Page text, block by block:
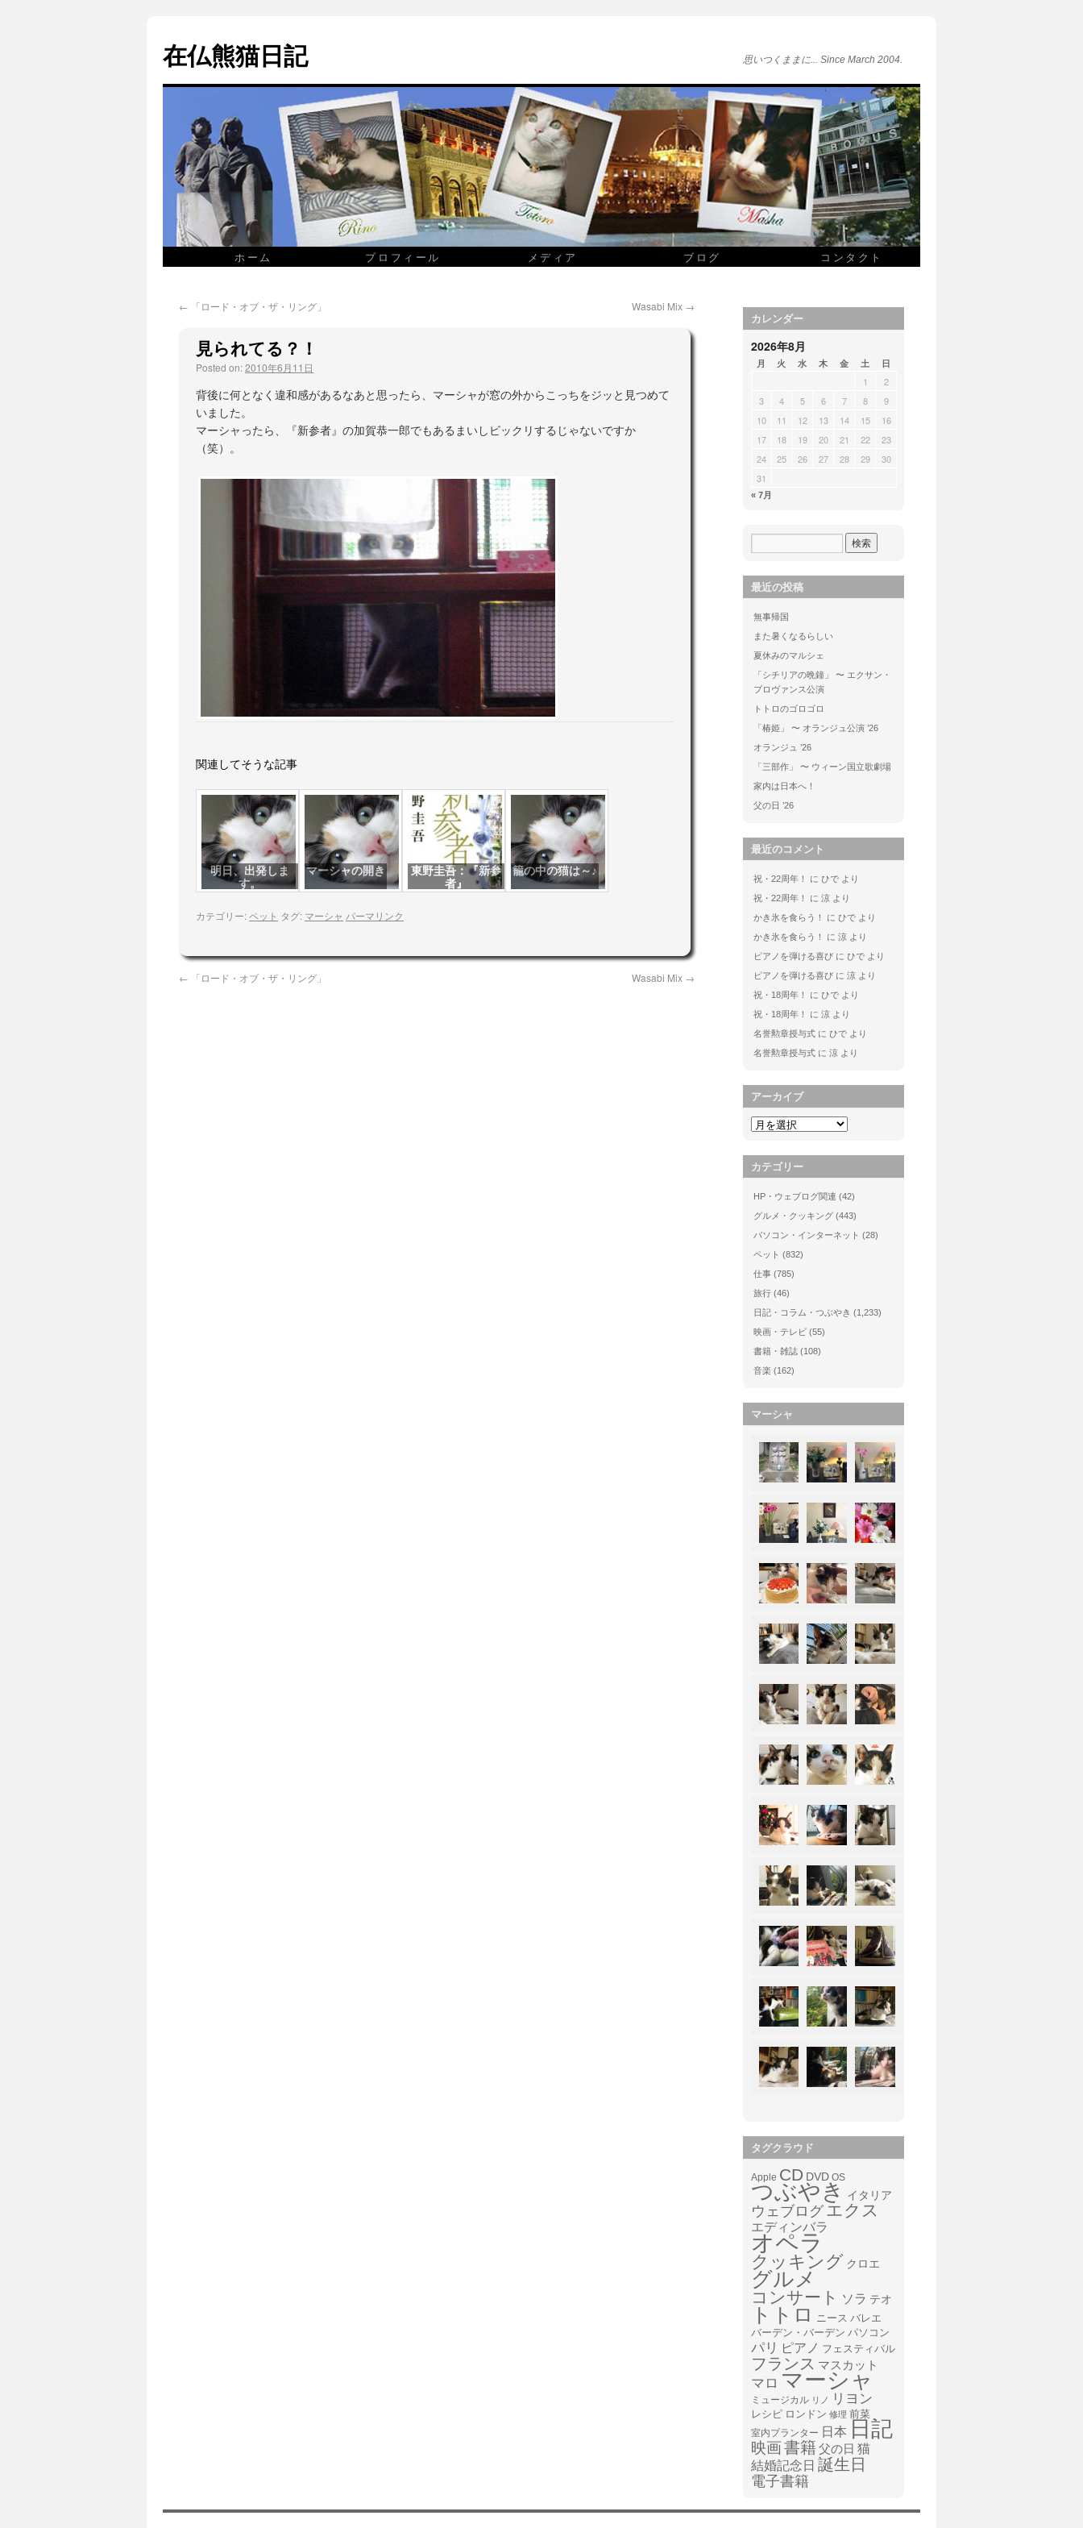
在仏熊猫日記 思いつくままに... Since March 2004.
ホーム プロフィール メディア ブログ コンタクト
← 「ロード・オブ・ザ・リング」 Wasabi Mix →
見られてる？！
Posted on:2010年6月11日
背後に何となく違和感があるなあと思ったら、マーシャが窓の外からこっちをジッと見つめて
いました。
マーシャったら、『新参者』の加賀恭一郎でもあるまいしビックリするじゃないですか
（笑）。
関連してそうな記事
明日、出発しま
す。
マーシャの開き
東野圭吾：『新参
者』
籠の中の猫は～♪
カテゴリー:ペット タグ: マーシャ パーマリンク
← 「ロード・オブ・ザ・リング」 Wasabi Mix →
カレンダー
2026年8月
月 火 水 木 金 土 日
1
2
3
4 5 6 7 8
9
10
11 12 13 14 15
16
17
18 19 20 21 22
23
24
25 26 27 28 29
30
31
« 7月
最近の投稿
無事帰国
また暑くなるらしい
夏休みのマルシェ
「シチリアの晩鐘」 〜 エクサン・
プロヴァンス公演
トトロのゴロゴロ
「椿姫」 〜 オランジュ公演 ’26
オランジュ ’26
「三部作」 〜 ウィーン国立歌劇場
家内は日本へ！
父の日 ’26
最近のコメント
祝・22周年！ に ひで より
祝・22周年！
に 涼 より
かき氷を食らう！
に ひで より
かき氷を食らう！
に 涼 より
ピアノを弾ける喜び に ひで より
ピアノを弾ける喜び に 涼 より
祝・18周年！
に ひで より
祝・18周年！
に 涼 より
名誉勲章授与式 に ひで より
名誉勲章授与式 に 涼 より
アーカイブ
カテゴリー
HP・ウェブログ関連 (42)
グルメ・クッキング (443)
パソコン・インターネット (28)
ペット (832)
仕事 (785)
旅行 (46)
日記・コラム・つぶやき (1,233)
映画・テレビ (55)
書籍・雑誌 (108)
音楽 (162)
マーシャ
タグクラウド
Apple CD DVD OS
つぶやき イタリア
ウェブログ エクス
エディンバラ
オペラ
クッキング クロエ
グルメ
コンサート ソラ テオ
トトロ ニース バレエ
バーデン・バーデン パソコン
パリ ピアノ フェスティバル
フランス マスカット
マロ マーシャ
ミュージカル リノ リヨン
レシピ ロンドン 修理 前菜
室内プランター 日本 日記
映画書籍 父の日 猫
結婚記念日 誕生日
電子書籍